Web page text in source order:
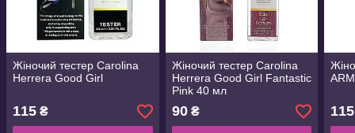
Жіночий тестер Carolina
Herrera Good Girl
115 ₴
Жіночий тестер Carolina
Herrera Good Girl Fantastic
Pink 40 мл
90₴ 115